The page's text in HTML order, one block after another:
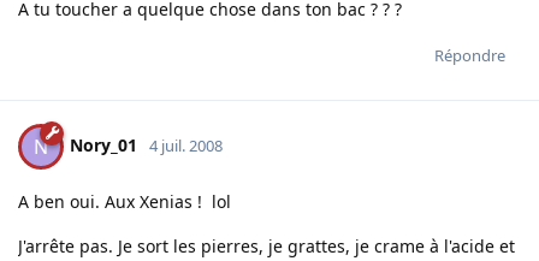
A tu toucher a quelque chose dans ton bac ? ? ?
Répondre
N Nory_01 4 juil. 2008
A ben oui. Aux Xenias ! lol
J'arrête pas. Je sort les pierres, je grattes, je crame à l'acide et